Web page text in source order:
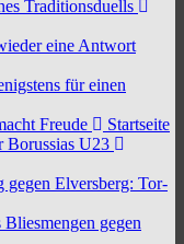
Traditionsduells
eine Antwort
für einen
Freude
Startseite
Borussias U23
gegen Elversberg: Tor-
gegen